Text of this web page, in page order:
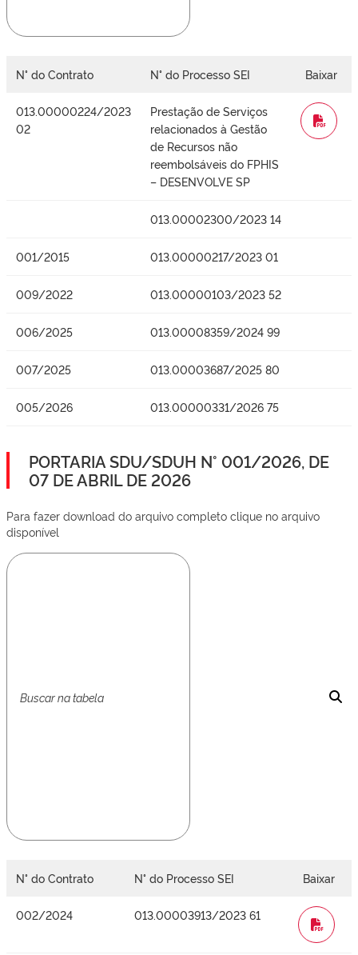
N° do Contrato N° do Processo SEI Baixar
013.00000224/2023
02
Prestação de Serviços
relacionados à Gestão
de Recursos não
reembolsáveis do FPHIS
– DESENVOLVE SP
WORD
013.00002300/2023 14
001/2015 013.00000217/2023 01
009/2022 013.00000103/2023 52
006/2025 013.00008359/2024 99
007/2025 013.00003687/2025 80
005/2026 013.00000331/2026 75
PORTARIA SDU/SDUH N° 001/2026, DE
07 DE ABRIL DE 2026
Para fazer download do arquivo completo clique no arquivo
disponível
N° do Contrato N° do Processo SEI Baixar
002/2024 013.00003913/2023 61
WORD